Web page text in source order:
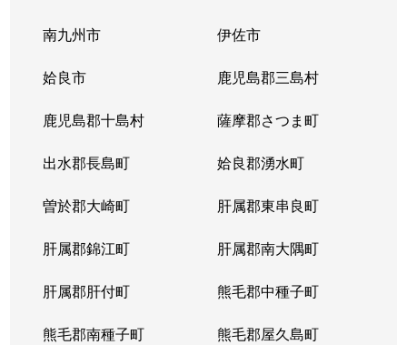
南九州市 伊佐市
姶良市 鹿児島郡三島村
鹿児島郡十島村 薩摩郡さつま町
出水郡長島町 姶良郡湧水町
曽於郡大崎町 肝属郡東串良町
肝属郡錦江町 肝属郡南大隅町
肝属郡肝付町 熊毛郡中種子町
熊毛郡南種子町 熊毛郡屋久島町